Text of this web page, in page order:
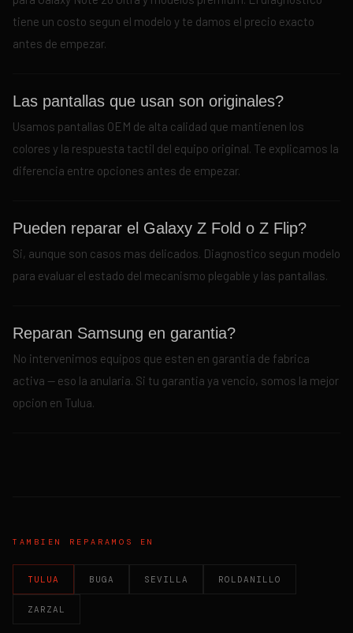
tiene un costo segun el modelo y te damos el precio exacto
antes de empezar.
Las pantallas que usan son originales?
Usamos pantallas OEM de alta calidad que mantienen los
colores y la respuesta tactil del equipo original. Te explicamos la
diferencia entre opciones antes de empezar.
Pueden reparar el Galaxy Z Fold o Z Flip?
Si, aunque son casos mas delicados. Diagnostico segun modelo
para evaluar el estado del mecanismo plegable y las pantallas.
Reparan Samsung en garantia?
No intervenimos equipos que esten en garantia de fabrica
activa — eso la anularia. Si tu garantia ya vencio, somos la mejor
opcion en Tulua.
TAMBIEN REPARAMOS EN
TULUA BUGA SEVILLA ROLDANILLO
ZARZAL